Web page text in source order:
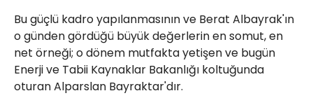
​Bu güçlü kadro yapılanmasının ve Berat Albayrak'ın
o günden gördüğü büyük değerlerin en somut, en
net örneği; o dönem mutfakta yetişen ve bugün
Enerji ve Tabii Kaynaklar Bakanlığı koltuğunda
oturan Alparslan Bayraktar'dır.